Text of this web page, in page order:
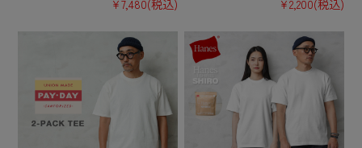
¥7,480(税込) ¥2,200(税込)